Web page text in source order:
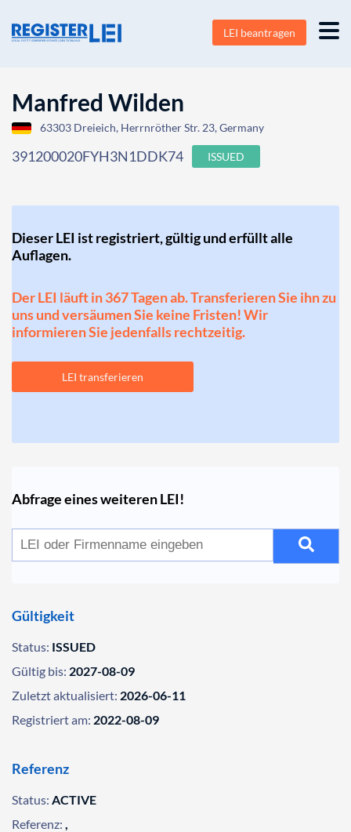
LEI beantragen
Manfred Wilden
63303 Dreieich, Herrnröther Str. 23, Germany
391200020FYH3N1DDK74 ISSUED
Dieser LEI ist registriert, gültig und erfüllt alle
Auflagen.
Der LEI läuft in 367 Tagen ab. Transferieren Sie ihn zu
uns und versäumen Sie keine Fristen! Wir
informieren Sie jedenfalls rechtzeitig.
LEI transferieren
Abfrage eines weiteren LEI!
Gültigkeit
Status: ISSUED
Gültig bis: 2027-08-09
Zuletzt aktualisiert: 2026-06-11
Registriert am: 2022-08-09
Referenz
Status: ACTIVE
Referenz: ,